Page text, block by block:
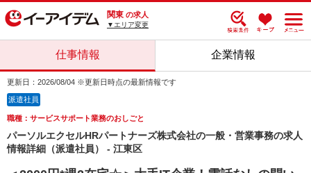
関東 の求人
▼エリア変更
仕事情報 企業情報
更新日：2026/08/04 ※更新日時点の最新情報です
派遣社員
職種：サービスサポート業務のおしごと
パーソルエクセルHRパートナーズ株式会社の一般・営業事務の求人
情報詳細（派遣社員） - 江東区